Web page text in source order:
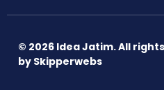
© 2026 Idea Jatim. All
by Skipperwebs